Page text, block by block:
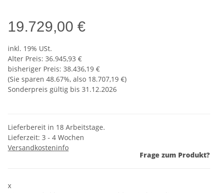
19.729,00 €
inkl. 19% USt.
Alter Preis: 36.945,93 €
bisheriger Preis: 38.436,19 €
(Sie sparen 48.67%, also 18.707,19 €)
Sonderpreis gültig bis 31.12.2026
Lieferbereit in 18 Arbeitstage.
Lieferzeit: 3 - 4 Wochen
Versandkosteninfo
Frage zum Produkt?
x